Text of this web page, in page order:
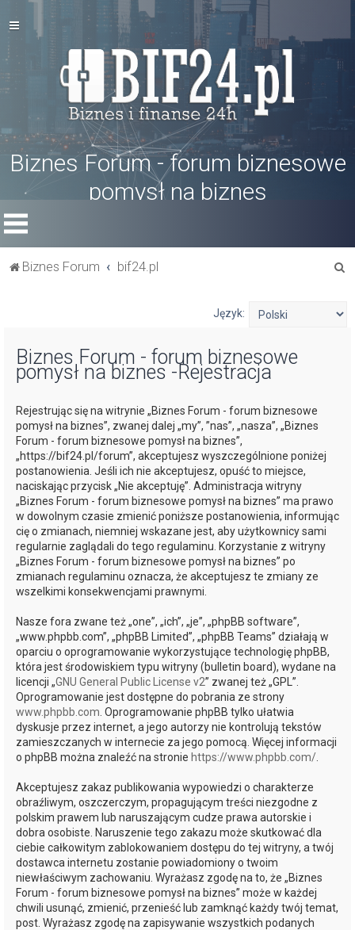
Biznes Forum - forum biznesowe
pomysł na biznes
Biznes Forum bif24.pl
Język:
Biznes Forum - forum biznesowe
pomysł na biznes -Rejestracja
Rejestrując się na witrynie „Biznes Forum - forum biznesowe
pomysł na biznes”, zwanej dalej „my”, ”nas”, „nasza”, „Biznes
Forum - forum biznesowe pomysł na biznes”,
„https://bif24.pl/forum”, akceptujesz wyszczególnione poniżej
postanowienia. Jeśli ich nie akceptujesz, opuść to miejsce,
naciskając przycisk „Nie akceptuję”. Administracja witryny
„Biznes Forum - forum biznesowe pomysł na biznes” ma prawo
w dowolnym czasie zmienić poniższe postanowienia, informując
cię o zmianach, niemniej wskazane jest, aby użytkownicy sami
regularnie zaglądali do tego regulaminu. Korzystanie z witryny
„Biznes Forum - forum biznesowe pomysł na biznes” po
zmianach regulaminu oznacza, że akceptujesz te zmiany ze
wszelkimi konsekwencjami prawnymi.
Nasze fora zwane też „one”, „ich”, „je”, „phpBB software”,
„www.phpbb.com”, „phpBB Limited”, „phpBB Teams” działają w
oparciu o oprogramowanie wykorzystujące technologię phpBB,
która jest środowiskiem typu witryny (bulletin board), wydane na
licencji „GNU General Public License v2” zwanej też „GPL”.
Oprogramowanie jest dostępne do pobrania ze strony
www.phpbb.com . Oprogramowanie phpBB tylko ułatwia
dyskusje przez internet, a jego autorzy nie kontrolują tekstów
zamieszczanych w internecie za jego pomocą. Więcej informacji
o phpBB można znaleźć na stronie https://www.phpbb.com/
Akceptujesz zakaz publikowania wypowiedzi o charakterze
obraźliwym, oszczerczym, propagującym treści niezgodne z
polskim prawem lub naruszającym cudze prawa autorskie i
dobra osobiste. Naruszenie tego zakazu może skutkować dla
ciebie całkowitym zablokowaniem dostępu do tej witryny, a twój
dostawca internetu zostanie powiadomiony o twoim
niewłaściwym zachowaniu. Wyrażasz zgodę na to, że „Biznes
Forum - forum biznesowe pomysł na biznes” może w każdej
chwili usunąć, zmienić, przenieść lub zamknąć każdy twój temat,
post. Wyrażasz zgodę na zapisywanie wszystkich podanych